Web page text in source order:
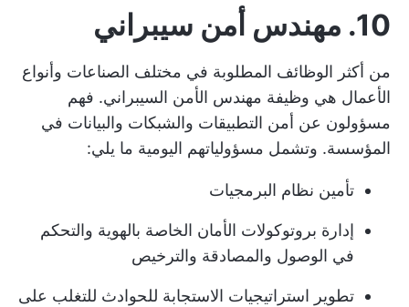
10. مهندس أمن سيبراني
من أكثر الوظائف المطلوبة في مختلف الصناعات وأنواع
الأعمال هي وظيفة مهندس الأمن السيبراني. فهم
مسؤولون عن أمن التطبيقات والشبكات والبيانات في
المؤسسة. وتشمل مسؤولياتهم اليومية ما يلي:
تأمين نظام البرمجيات
إدارة بروتوكولات الأمان الخاصة بالهوية والتحكم
في الوصول والمصادقة والترخيص
تطوير استراتيجيات الاستجابة للحوادث للتغلب على